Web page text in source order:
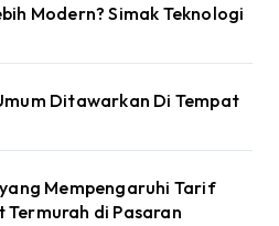
Modern? Simak Teknologi
Ditawarkan Di Tempat
Mempengaruhi Tarif
Termurah di Pasaran